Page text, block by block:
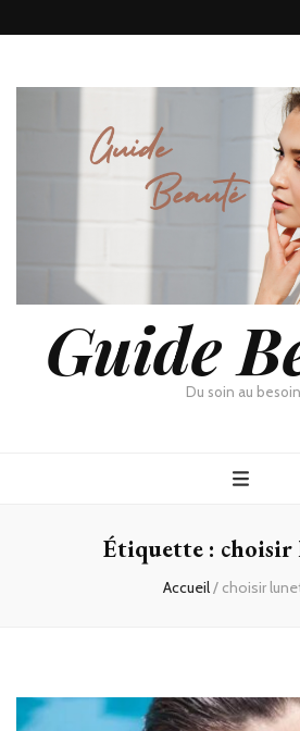
GuideDu soin au besoin
Étiquette : choisir
Accueil/ choisir